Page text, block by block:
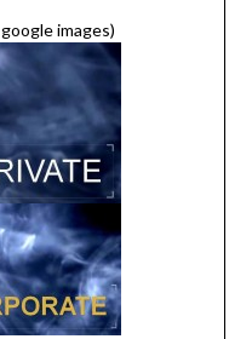
images)